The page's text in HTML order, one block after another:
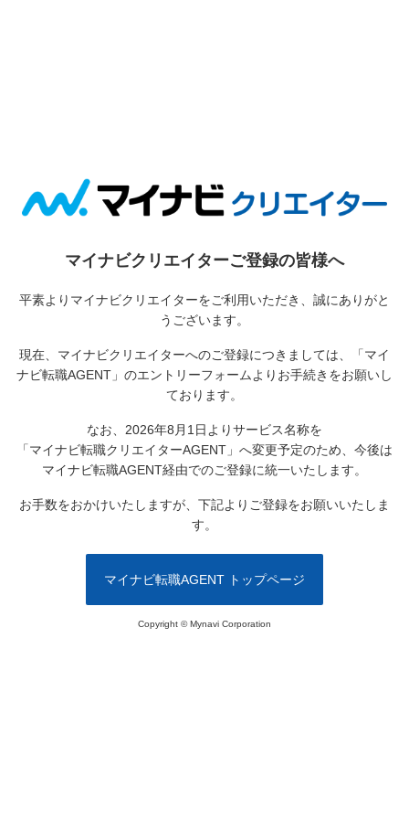
マイナビクリエイターご登録の皆様へ
平素よりマイナビクリエイターをご利用いただき、誠にありがと
うございます。
現在、マイナビクリエイターへのご登録につきましては、
「マイ
ナビ転職AGENT」のエントリーフォームよりお手続きをお願いし
ております。
なお、2026年8月1日よりサービス名称を
「マイナビ転職クリエイターAGENT」へ変更予定のため、 今後は
マイナビ転職AGENT経由でのご登録に統一いたします。
お手数をおかけいたしますが、下記よりご登録をお願いいたしま
す。
マイナビ転職AGENT トップページ
Copyright © Mynavi Corporation